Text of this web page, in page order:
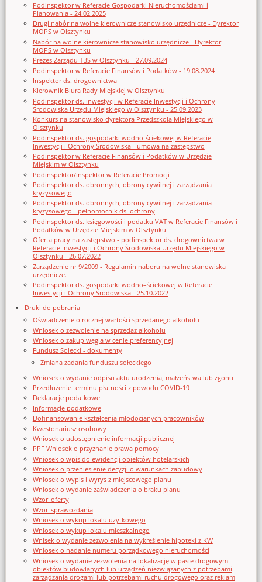
Podinspektor w Referacie Gospodarki Nieruchomościami i
Planowania - 24.02.2025
Drugi nabór na wolne kierownicze stanowisko urzędnicze - Dyrektor
MOPS w Olsztynku
Nabór na wolne kierownicze stanowisko urzędnicze - Dyrektor
MOPS w Olsztynku
Prezes Zarządu TBS w Olsztynku - 27.09.2024
Podinspektor w Referacie Finansów i Podatków - 19.08.2024
Inspektor ds. drogownictwa
Kierownik Biura Rady Miejskiej w Olsztynku
Podinspektor ds. inwestycji w Referacie Inwestycji i Ochrony
Środowiska Urzędu Miejskiego w Olsztynku - 25.09.2023
Konkurs na stanowisko dyrektora Przedszkola Miejskiego w
Olsztynku
Podinspektor ds. gospodarki wodno-ściekowej w Referacie
Inwestycji i Ochrony Środowiska - umowa na zastępstwo
Podinspektor w Referacie Finansów i Podatków w Urzędzie
Miejskim w Olsztynku
Podinspektor/inspektor w Referacie Promocji
Podinspektor ds. obronnych, obrony cywilnej i zarządzania
kryzysowego
Podinspektor ds. obronnych, obrony cywilnej i zarządzania
kryzysowego - pełnomocnik ds. ochrony
Podinspektor ds. księgowości i podatku VAT w Referacie Finansów i
Podatków w Urzędzie Miejskim w Olsztynku
Oferta pracy na zastępstwo - podinspektor ds. drogownictwa w
Referacie Inwestycji i Ochrony Środowiska Urzędu Miejskiego w
Olsztynku - 26.07.2022
Zarządzenie nr 9/2009 - Regulamin naboru na wolne stanowiska
urzędnicze.
Podinspektor ds. gospodarki wodno–ściekowej w Referacie
Inwestycji i Ochrony Środowiska - 25.10.2022
Druki do pobrania
Oświadczenie o rocznej wartości sprzedanego alkoholu
Wniosek o zezwolenie na sprzedaz alkoholu
Wniosek o zakup węgla w cenie preferencyjnej
Fundusz Sołecki - dokumenty
Zmiana zadania funduszu sołeckiego
Wniosek o wydanie odpisu aktu urodzenia, małżeństwa lub zgonu
Przedłużenie terminu płatności z powodu COVID-19
Deklaracje podatkowe
Informacje podatkowe
Dofinansowanie kształcenia młodocianych pracowników
Kwestonariusz osobowy
Wniosek o udostępnienie informacji publicznej
PPF Wniosek o przyznanie prawa pomocy
Wniosek o wpis do ewidencji obiektów hotelarskich
Wniosek o przeniesienie decyzji o warunkach zabudowy
Wniosek o wypis i wyrys z miejscowego planu
Wniosek o wydanie zaświadczenia o braku planu
Wzor_oferty
Wzor_sprawozdania
Wniosek o wykup lokalu użytkowego
Wniosek o wykup lokalu mieszkalnego
Wnisek o wydanie zezwolenia na wykreślenie hipoteki z KW
Wniosek o nadanie numeru porządkowego nieruchomości
Wniosek o wydanie zezwolenia na lokalizację w pasie drogowym
obiektów budowlanych lub urządzeń niezwiązanych z potrzebami
zarządzania drogami lub potrzebami ruchu drogowego oraz reklam